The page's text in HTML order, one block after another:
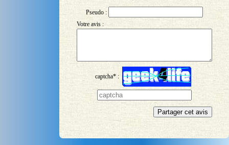
Pseudo :
Votre avis :
captcha* :